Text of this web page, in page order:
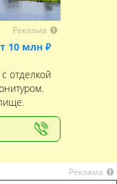
Реклама
10 млн ₽
отделкой
Реклама